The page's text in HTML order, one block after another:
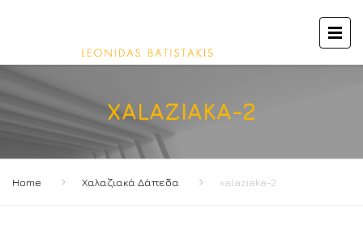
XALAZIAKA-2
Home Χαλαζιακά Δάπεδα xalaziaka-2